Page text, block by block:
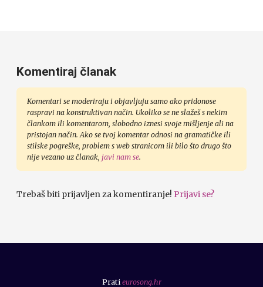
Komentiraj članak
Komentari se moderiraju i objavljuju samo ako pridonose
raspravi na konstruktivan način. Ukoliko se ne slažeš s nekim
člankom ili komentarom, slobodno iznesi svoje mišljenje ali na
pristojan način. Ako se tvoj komentar odnosi na gramatičke ili
stilske pogreške, problem s web stranicom ili bilo što drugo što
nije vezano uz članak, javi nam se.
Trebaš biti prijavljen za komentiranje! Prijavi se?
Prati eurosong.hr